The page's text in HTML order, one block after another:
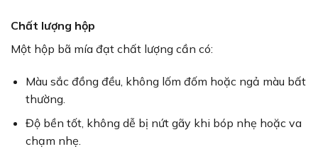
Chất lượng hộp
Một hộp bã mía đạt chất lượng cần có:
Màu sắc đồng đều, không lốm đốm hoặc ngả màu bất
thường.
Độ bền tốt, không dễ bị nứt gãy khi bóp nhẹ hoặc va
chạm nhẹ.